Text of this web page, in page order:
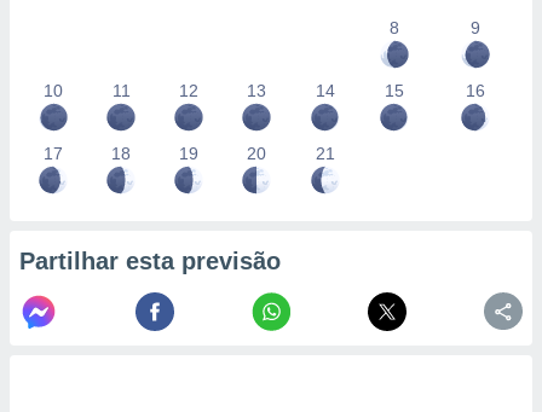
8
9
10 11 12 13 14 15 16
17 18 19 20 21
Partilhar esta previsão